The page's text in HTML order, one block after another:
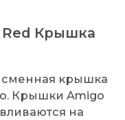
Red Крышка
сменная крышка
Крышки Amigo
на